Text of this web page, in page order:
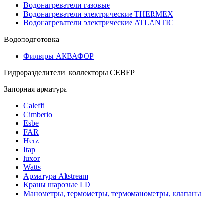
Водонагреватели газовые
Водонагреватели электрические THERMEX
Водонагреватели электрические ATLANTIC
Водоподготовка
Фильтры АКВАФОР
Гидроразделители, коллекторы СЕВЕР
Запорная арматура
Caleffi
Cimberio
Esbe
FAR
Herz
Itap
luxor
Watts
Арматура Altstream
Краны шаровые LD
Манометры, термометры, термоманометры, клапаны